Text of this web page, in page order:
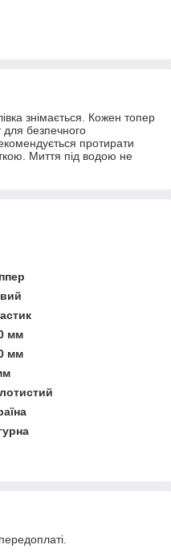
знімається. Кожен топер
для безпечного
протирати
Миття під водою не
мм
мм